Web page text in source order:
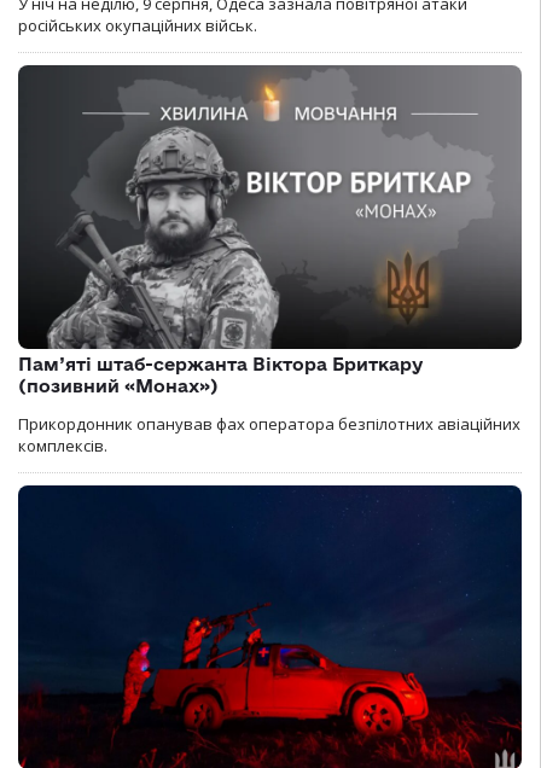
російських окупаційних військ.
Пам’яті штаб-сержанта Віктора Бриткару
(позивний «Монах»)
Прикордонник опанував фах оператора безпілотних авіаційних
комплексів.